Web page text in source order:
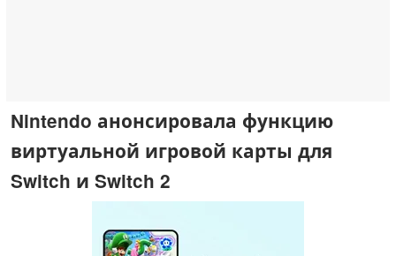
Nintendo анонсировала функцию
виртуальной игровой карты для
Switch и Switch 2